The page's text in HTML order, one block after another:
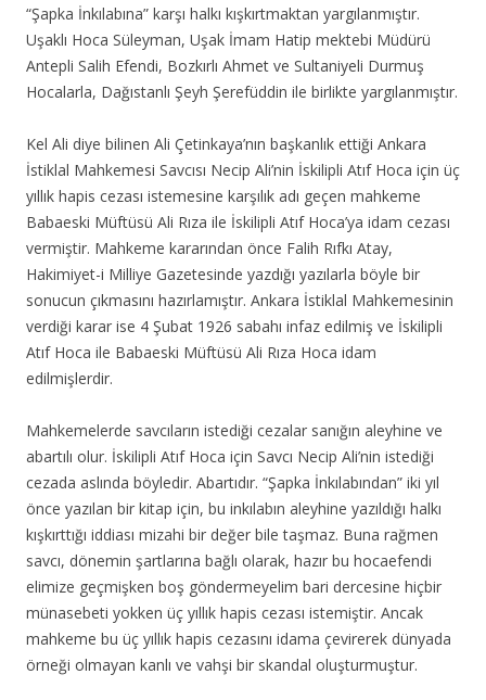
“Şapka İnkılabına” karşı halkı kışkırtmaktan yargılanmıştır.
Uşaklı Hoca Süleyman, Uşak İmam Hatip mektebi Müdürü
Antepli Salih Efendi, Bozkırlı Ahmet ve Sultaniyeli Durmuş
Hocalarla, Dağıstanlı Şeyh Şerefüddin ile birlikte yargılanmıştır.
Kel Ali diye bilinen Ali Çetinkaya’nın başkanlık ettiği Ankara
İstiklal Mahkemesi Savcısı Necip Ali’nin İskilipli Atıf Hoca için üç
yıllık hapis cezası istemesine karşılık adı geçen mahkeme
Babaeski Müftüsü Ali Rıza ile İskilipli Atıf Hoca’ya idam cezası
vermiştir. Mahkeme kararından önce Falih Rıfkı Atay,
Hakimiyet-i Milliye Gazetesinde yazdığı yazılarla böyle bir
sonucun çıkmasını hazırlamıştır. Ankara İstiklal Mahkemesinin
verdiği karar ise 4 Şubat 1926 sabahı infaz edilmiş ve İskilipli
Atıf Hoca ile Babaeski Müftüsü Ali Rıza Hoca idam
edilmişlerdir.
Mahkemelerde savcıların istediği cezalar sanığın aleyhine ve
abartılı olur. İskilipli Atıf Hoca için Savcı Necip Ali’nin istediği
cezada aslında böyledir. Abartıdır. “Şapka İnkılabından” iki yıl
önce yazılan bir kitap için, bu inkılabın aleyhine yazıldığı halkı
kışkırttığı iddiası mizahi bir değer bile taşmaz. Buna rağmen
savcı, dönemin şartlarına bağlı olarak, hazır bu hocaefendi
elimize geçmişken boş göndermeyelim bari dercesine hiçbir
münasebeti yokken üç yıllık hapis cezası istemiştir. Ancak
mahkeme bu üç yıllık hapis cezasını idama çevirerek dünyada
örneği olmayan kanlı ve vahşi bir skandal oluşturmuştur.